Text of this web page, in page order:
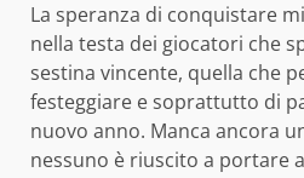
La speranza di conquistare
nella testa dei giocatori che
sestina vincente, quella che
festeggiare e soprattutto di
nuovo anno. Manca ancora
nessuno è riuscito a portare a